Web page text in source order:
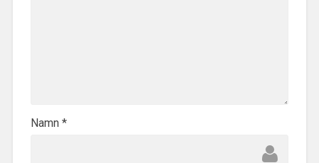
Namn *